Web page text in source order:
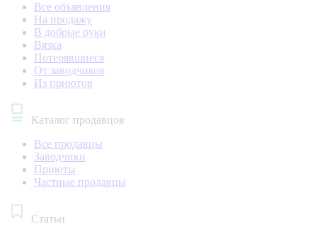
Все объявления
На продажу
В добрые руки
Вязка
Потерявшиеся
От заводчиков
Из приютов
Каталог продавцов
Все продавцы
Заводчики
Приюты
Частные продавцы
Статьи